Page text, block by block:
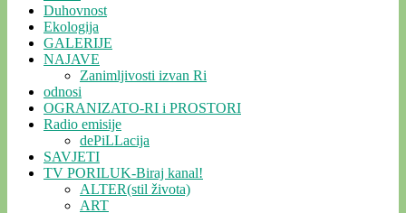
Duhovnost
Ekologija
GALERIJE
NAJAVE
Zanimljivosti izvan Ri
odnosi
OGRANIZATO-RI i PROSTORI
Radio emisije
dePiLLacija
SAVJETI
TV PORILUK-Biraj kanal!
ALTER(stil života)
ART